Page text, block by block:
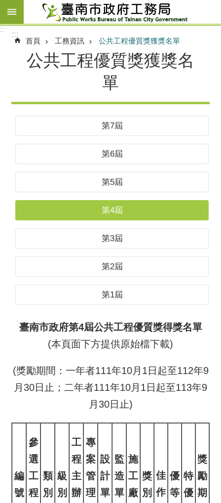
跳到主要內容區塊
:::
:::
首頁 工務資訊 公共工程優質獎獲獎名單
公共工程優質獎獲獎名
單
第7屆
第6屆
第5屆
第4屆
第3屆
第2屆
第1屆
臺南市政府第4屆公共工程優質獎得獎名單
(本頁面下方提供原始檔下載)
(獎勵期間：一年者111年10月1日起至112年9
月30日止；二年者111年10月1日起至113年9
月30日止)
編
號
參
選
工
程
類
別
級
別
工
程
主
辦
專
案
管
理
設
計
單
監
造
單
施
工
廠
獎
別
佳
作
優
等
特
優
獎
勵
期